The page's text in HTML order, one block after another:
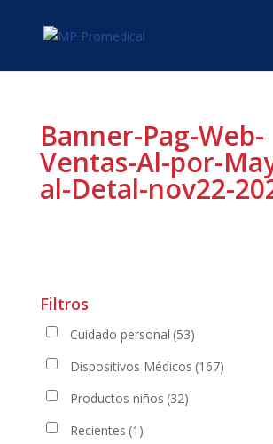
Banner-Pag-Web-
Ventas-Al-por-
al-Detal-nov22-
Filtros
Cuidado personal (53)
Dispositivos Médicos (167)
Productos niños (32)
Recientes (1)